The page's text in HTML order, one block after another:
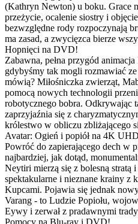
(Kathryn Newton) u boku. Grace
przeżycie, ocalenie siostry i
bezwzględne rody rozpoczynają
ma zasad, a zwycięzca bierze
Hopnięci na DVD!
Zabawna, pełna przygód
gdybyśmy tak mogli rozmawiać
mówią? Miłośniczka zwierząt,
pomocą nowych technologii
robotycznego bobra. Odkrywając
zaprzyjaźnia się z
królestwo w obliczu zbliżającego
Avatar: Ogień i popiół na 4K
Powróć do zapierającego dech w
najbardziej, jak dotąd,
Neytiri mierzą się z bolesną stratą
spektakularne i nieznane krainy z
Kupcami. Pojawia się jednak
Varang - to Ludzie Popiołu,
Eywy i zerwał z pradawnymi
Pomocy na Blu-ray i DVD!